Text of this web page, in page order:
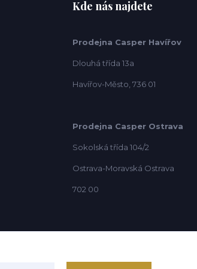
Kde nás najdete
Prodejna Casper Havířov
Dlouhá třída 13a
Havířov-Město, 736 01
Prodejna Casper Ostrava
Sokolská třída 104/2
Ostrava-Moravská Ostrava
702 00